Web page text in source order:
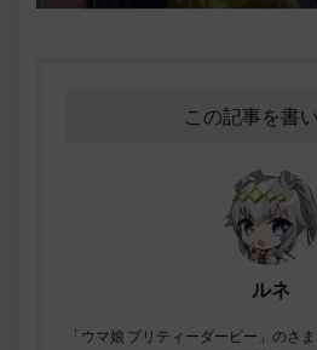
この記事を書
ルネ
「ウマ娘 プリティーダービー」のさ